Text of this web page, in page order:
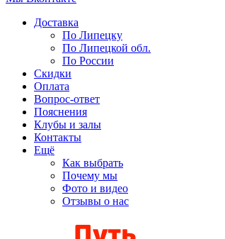
Доставка
По Липецку
По Липецкой обл.
По России
Скидки
Оплата
Вопрос-ответ
Пояснения
Клубы и залы
Контакты
Ещё
Как выбрать
Почему мы
Фото и видео
Отзывы о нас